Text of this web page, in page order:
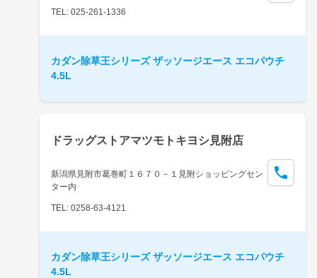
TEL: 025-261-1336
カダン除草王シリーズ ザッソージエース エコパウチ
4.5L
ドラッグストアマツモトキヨシ見附店
新潟県見附市葛巻町１６７０－１見附ショッピングセン
ター内
TEL: 0258-63-4121
カダン除草王シリーズ ザッソージエース エコパウチ
4.5L